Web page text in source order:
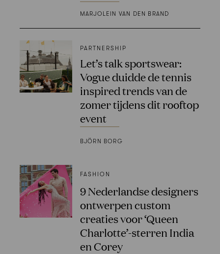
MARJOLEIN VAN DEN BRAND
PARTNERSHIP
Let’s talk sportswear:
Vogue duidde de tennis
inspired trends van de
zomer tijdens dit rooftop
event
BJÖRN BORG
FASHION
9 Nederlandse designers
ontwerpen custom
creaties voor ‘Queen
Charlotte’-sterren India
en Corey